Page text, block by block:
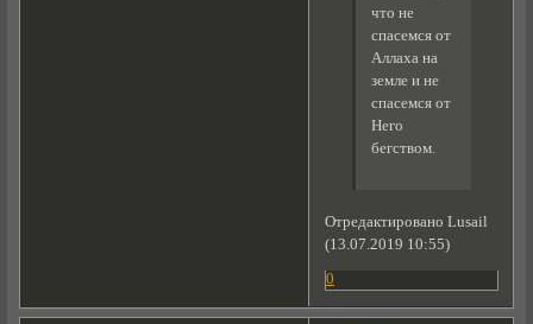
что не
спасемся от
Аллаха на
земле и не
спасемся от
Него
бегством.
Отредактировано Lusail
(13.07.2019 10:55)
0